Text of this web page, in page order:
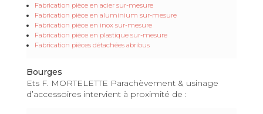
Fabrication pièce en acier sur-mesure
Fabrication pièce en aluminium sur-mesure
Fabrication pièce en inox sur-mesure
Fabrication pièce en plastique sur-mesure
Fabrication pièces détachées abribus
Bourges
Ets F. MORTELETTE Parachèvement & usinage
d’accessoires intervient à proximité de :